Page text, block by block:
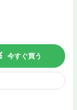
今すぐ買う